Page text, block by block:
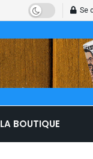
Se
LA BOUTIQUE